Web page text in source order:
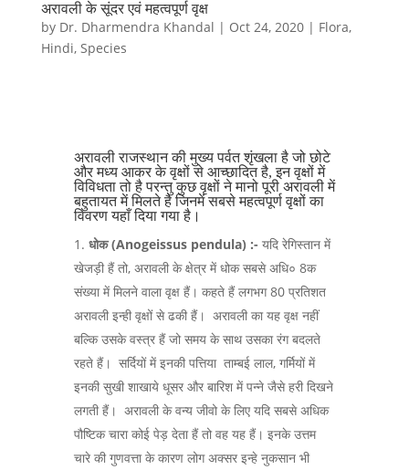
अरावली के सूंदर एवं महत्वपूर्ण वृक्ष
by Dr. Dharmendra Khandal | Oct 24, 2020| Flora,
Hindi, Species
अरावली राजस्थान की मुख्य पर्वत शृंखला है जो छोटे
और मध्य आकर के वृक्षों से आच्छादित है, इन वृक्षों में
विविधता तो है परन्तु कुछ वृक्षों ने मानो पूरी अरावली में
बहुतायत में मिलते है जिनमें सबसे महत्वपूर्ण वृक्षों का
विवरण यहाँ दिया गया है।
धोक(Anogeissus pendula) :- यदि रेगिस्तान में
खेजड़ी हैं तो, अरावली के क्षेत्र में धोक सबसे अधि० 8क
संख्या में मिलने वाला वृक्ष हैं। कहते हैं लगभग 80 प्रतिशत
अरावली इन्ही वृक्षों से ढकी हैं। अरावली का यह वृक्ष नहीं
बल्कि उसके वस्त्र हैं जो समय के साथ उसका रंग बदलते
रहते हैं। सर्दियों में इनकी पत्तिया ताम्बई लाल, गर्मियों में
इनकी सुखी शाखाये धूसर और बारिश में पन्ने जैसे हरी दिखने
लगती हैं। अरावली के वन्य जीवो के लिए यदि सबसे अधिक
पौष्टिक चारा कोई पेड़ देता हैं तो वह यह हैं। इनके उत्तम
चारे की गुणवत्ता के कारण लोग अक्सर इन्हे नुकसान भी